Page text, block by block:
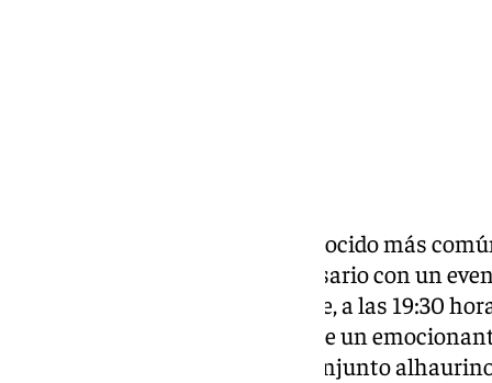
El Club Deportivo Alhaurín, conocido más
punto de celebrar su 30º aniversario con un
El próximo viernes 18 de octubre, a las 19:30
Manantiales será el escenario de un
enfrentar a los veteranos del conjunto